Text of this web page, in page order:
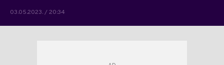
03.05.2023. / 20:34